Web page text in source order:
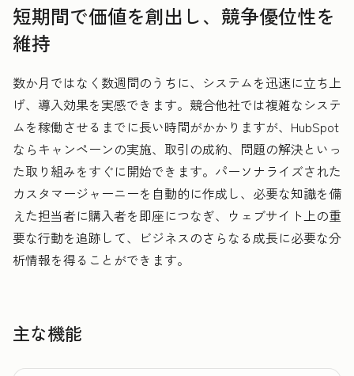
短期間で価値を創出し、競争優位性を
維持
数か月ではなく数週間のうちに、システムを迅速に立ち上
げ、導入効果を実感できます。競合他社では複雑なシステ
ムを稼働させるまでに長い時間がかかりますが、HubSpot
ならキャンペーンの実施、取引の成約、問題の解決といっ
た取り組みをすぐに開始できます。パーソナライズされた
カスタマージャーニーを自動的に作成し、必要な知識を備
えた担当者に購入者を即座につなぎ、ウェブサイト上の重
要な行動を追跡して、ビジネスのさらなる成長に必要な分
析情報を得ることができます。
主な機能